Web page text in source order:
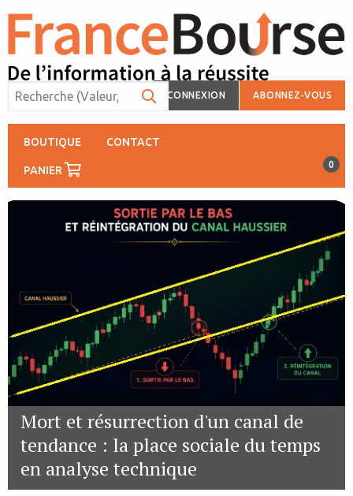
CONNEXION ABONNEZ-VOUS
BOUTIQUE CONTACT
PANIER 0
Mort et résurrection d'un canal de
tendance : la place sociale du temps
en analyse technique